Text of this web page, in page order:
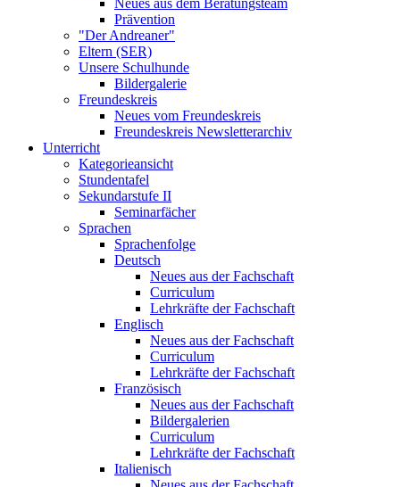
Neues aus dem Beratungsteam
Prävention
"Der Andreaner"
Eltern (SER)
Unsere Schulhunde
Bildergalerie
Freundeskreis
Neues vom Freundeskreis
Freundeskreis Newsletterarchiv
Unterricht
Kategorieansicht
Stundentafel
Sekundarstufe II
Seminarfächer
Sprachen
Sprachenfolge
Deutsch
Neues aus der Fachschaft
Curriculum
Lehrkräfte der Fachschaft
Englisch
Neues aus der Fachschaft
Curriculum
Lehrkräfte der Fachschaft
Französisch
Neues aus der Fachschaft
Bildergalerien
Curriculum
Lehrkräfte der Fachschaft
Italienisch